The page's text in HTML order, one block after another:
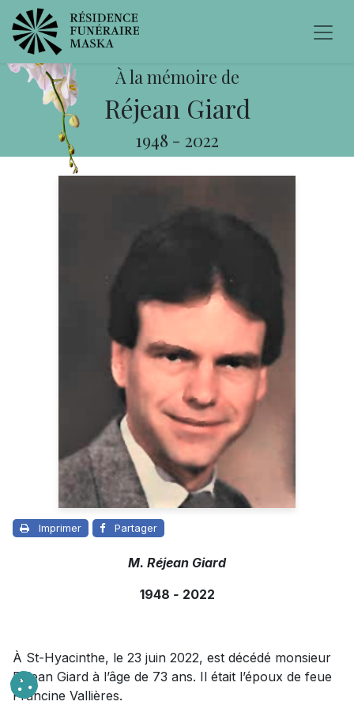
À la mémoire de
Réjean Giard
1948 - 2022
Imprimer Partager
M. Réjean Giard
1948 - 2022
À St-Hyacinthe, le 23 juin 2022, est décédé monsieur
Réjean Giard à l’âge de 73 ans. Il était l’époux de feue
Francine Vallières.